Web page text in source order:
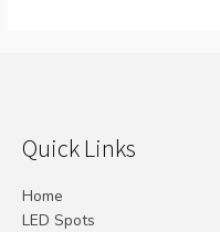
Quick Links
Home
LED Spots